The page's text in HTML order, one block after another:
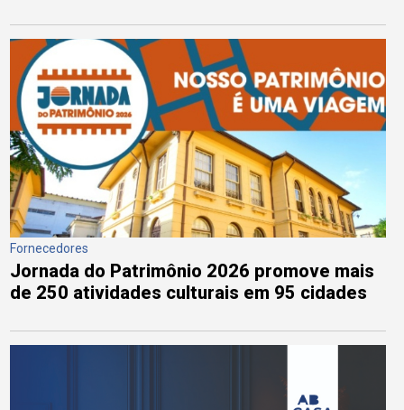
Fornecedores
Jornada do Patrimônio 2026 promove mais
de 250 atividades culturais em 95 cidades